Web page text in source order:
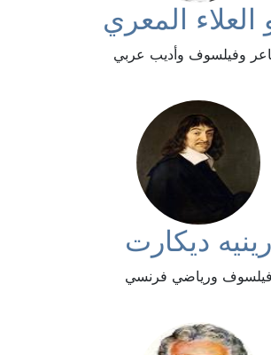
العلاء المعري
وفيلسوف وأديب عربي
رينيه ديكارت
فيلسوف ورياضي فرنسي